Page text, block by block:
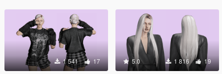
1 541 17 5.0 1 816 19